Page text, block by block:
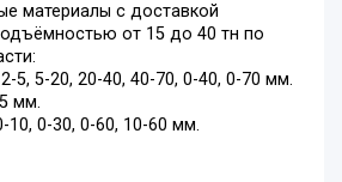
материалы с доставкой
от 15 до 40 тн по
5, 5-20, 20-40, 40-70, 0-40, 0-70 мм.
мм.
0-30, 0-60, 10-60 мм.